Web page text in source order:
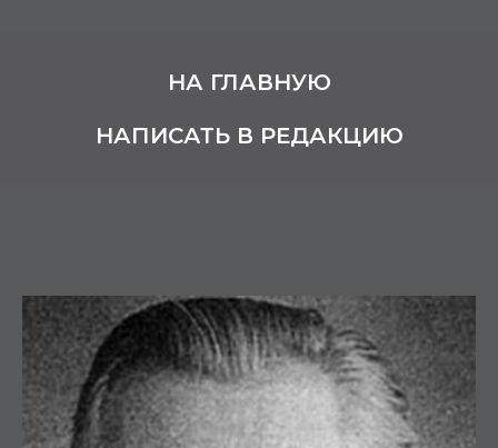
НА ГЛАВНУЮ
НАПИСАТЬ В РЕДАКЦИЮ